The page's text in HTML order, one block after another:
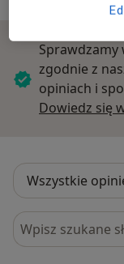
Sprawdzamy
zgodnie z
opiniach i
Dowiedz się
Szukaj w opiniach